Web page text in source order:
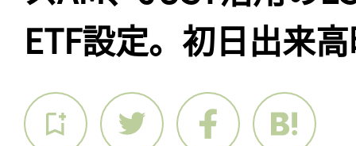
ETF設定。初日出来